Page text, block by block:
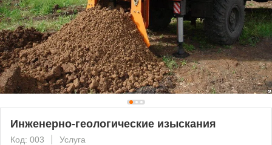
Инженерно-геологические изыскания
Код: 003 Услуга